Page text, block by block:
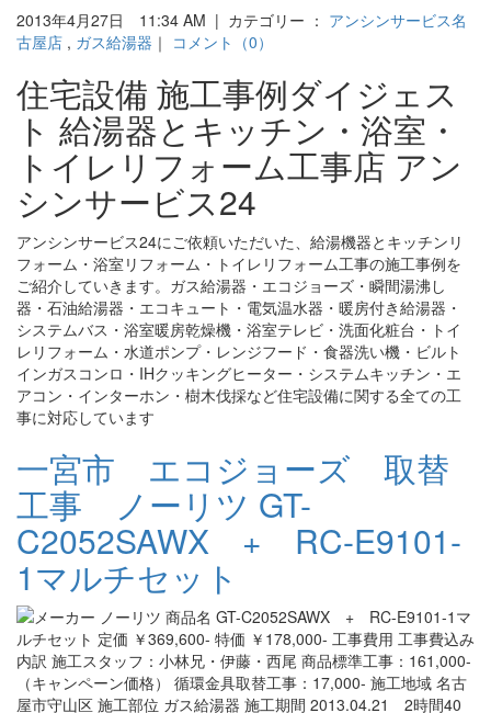
2013年4月27日 11:34 AM | カテゴリー ： アンシンサービス名
古屋店 , ガス給湯器 ｜ コメント（0）
住宅設備 施工事例ダイジェス
ト 給湯器とキッチン・浴室・
トイレリフォーム工事店 アン
シンサービス24
アンシンサービス24にご依頼いただいた、給湯機器とキッチンリ
フォーム・浴室リフォーム・トイレリフォーム工事の施工事例を
ご紹介していきます。ガス給湯器・エコジョーズ・瞬間湯沸し
器・石油給湯器・エコキュート・電気温水器・暖房付き給湯器・
システムバス・浴室暖房乾燥機・浴室テレビ・洗面化粧台・トイ
レリフォーム・水道ポンプ・レンジフード・食器洗い機・ビルト
インガスコンロ・IHクッキングヒーター・システムキッチン・エ
アコン・インターホン・樹木伐採など住宅設備に関する全ての工
事に対応しています
一宮市 エコジョーズ 取替
工事 ノーリツ GT-
C2052SAWX + RC-E9101-
1マルチセット